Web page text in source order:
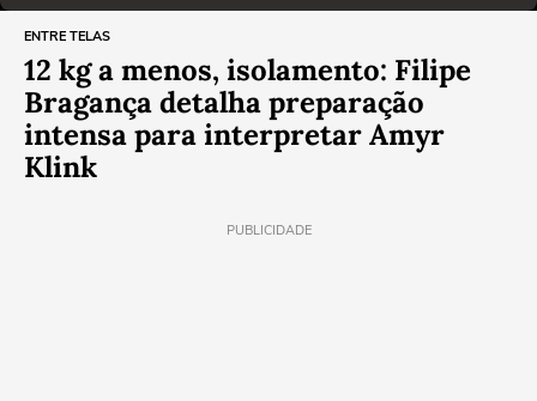
ENTRE TELAS
12 kg a menos, isolamento: Filipe
Bragança detalha preparação
intensa para interpretar Amyr
Klink
PUBLICIDADE